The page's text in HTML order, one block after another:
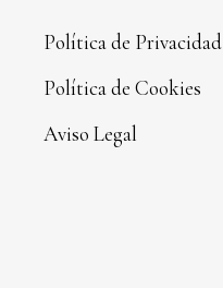
Política de Privacidad
Política de Cookies
Aviso Legal